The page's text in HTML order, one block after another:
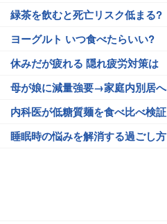
緑茶を飲むと死亡リスク低まる?
ヨーグルト いつ食べたらいい?
休みだが疲れる 隠れ疲労対策は
母が娘に減量強要→家庭内別居へ
内科医が低糖質麺を食べ比べ検証
睡眠時の悩みを解消する過ごし方